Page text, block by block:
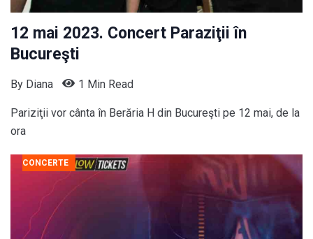
12 mai 2023. Concert Paraziţii în
Bucureşti
By Diana 1 Min Read
Pariziţii vor cânta în Berăria H din Bucureşti pe 12 mai, de la
ora
CONCERTE